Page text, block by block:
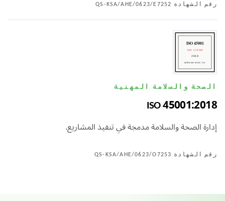
رقم الشهادة QS-KSA/AHE/0623/E7252
الصحة والسلامة المهنية
ISO 45001:2018
إدارة الصحة والسلامة مدمجة في تنفيذ المشاريع.
رقم الشهادة QS-KSA/AHE/0623/O7253